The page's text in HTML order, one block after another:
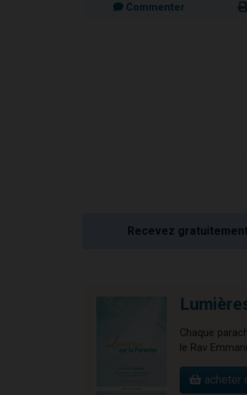
Commenter
Recevez
Chaque
le Rav
acheter